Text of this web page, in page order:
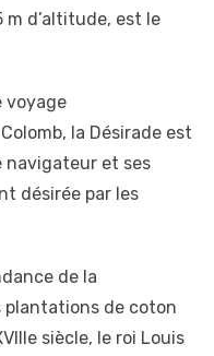
m d’altitude, est le
voyage
la Désirade est
navigateur et ses
désirée par les
de la
plantations de coton
siècle, le roi Louis